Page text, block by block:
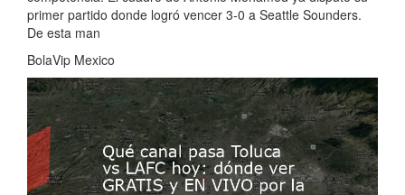
primer partido donde logró vencer 3-0 a Seattle Sounders.
De esta man
BolaVip Mexico